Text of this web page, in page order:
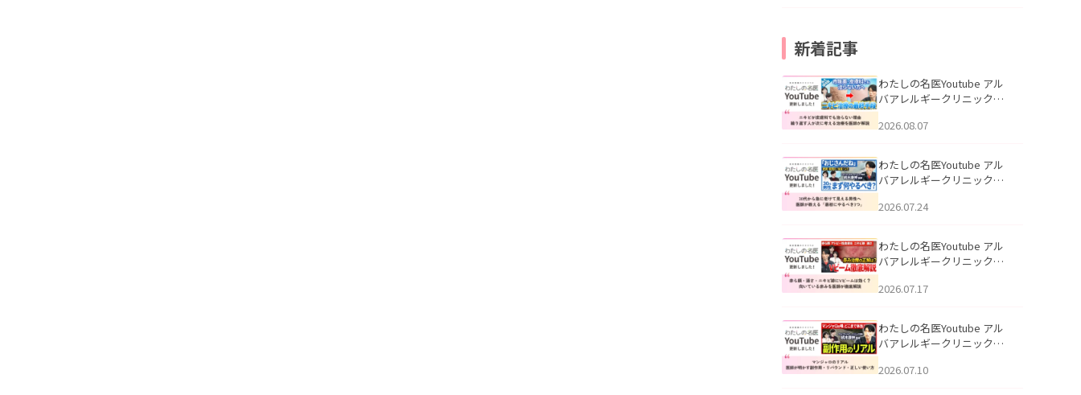
新着記事
わたしの名医Youtube アル
バアレルギークリニック札
らない理由｜繰り返す人が
説」を公開いたしました。
2026.08.07
わたしの名医Youtube アル
バアレルギークリニック札
える男性へ｜医師が教える
公開いたしました。
2026.07.24
わたしの名医Youtube アル
バアレルギークリニック札
跡にVビームは効く？向いて
説」を公開いたしました。
2026.07.17
わたしの名医Youtube アル
バアレルギークリニック札
医師が明かす副作用・リバ
2026.07.10